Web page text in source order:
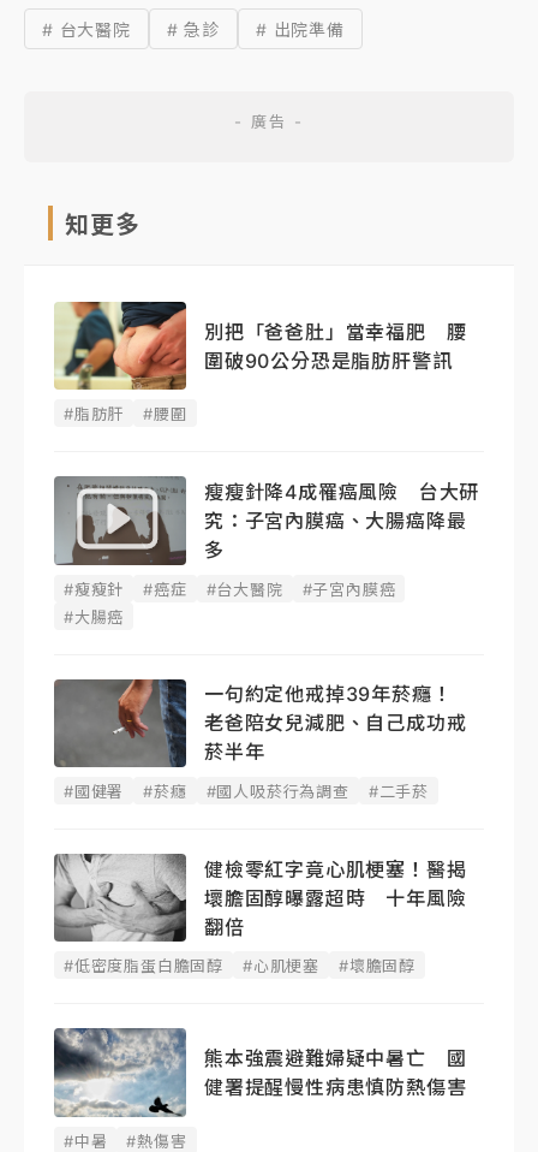
# 台大醫院 # 急診 # 出院準備
知更多
別把「爸爸肚」當幸福肥 腰
圍破90公分恐是脂肪肝警訊
#脂肪肝 #腰圍
瘦瘦針降4成罹癌風險 台大研
究：子宮內膜癌、大腸癌降最
多
#瘦瘦針 #癌症 #台大醫院
#子宮內膜癌
#大腸癌
一句約定他戒掉39年菸癮！
老爸陪女兒減肥、自己成功戒
菸半年
#國健署 #菸癮 #國人吸菸行為調查 #二手菸
健檢零紅字竟心肌梗塞！醫揭
壞膽固醇曝露超時 十年風險
翻倍
#低密度脂蛋白膽固醇 #心肌梗塞 #壞膽固醇
熊本強震避難婦疑中暑亡 國
健署提醒慢性病患慎防熱傷害
#中暑 #熱傷害